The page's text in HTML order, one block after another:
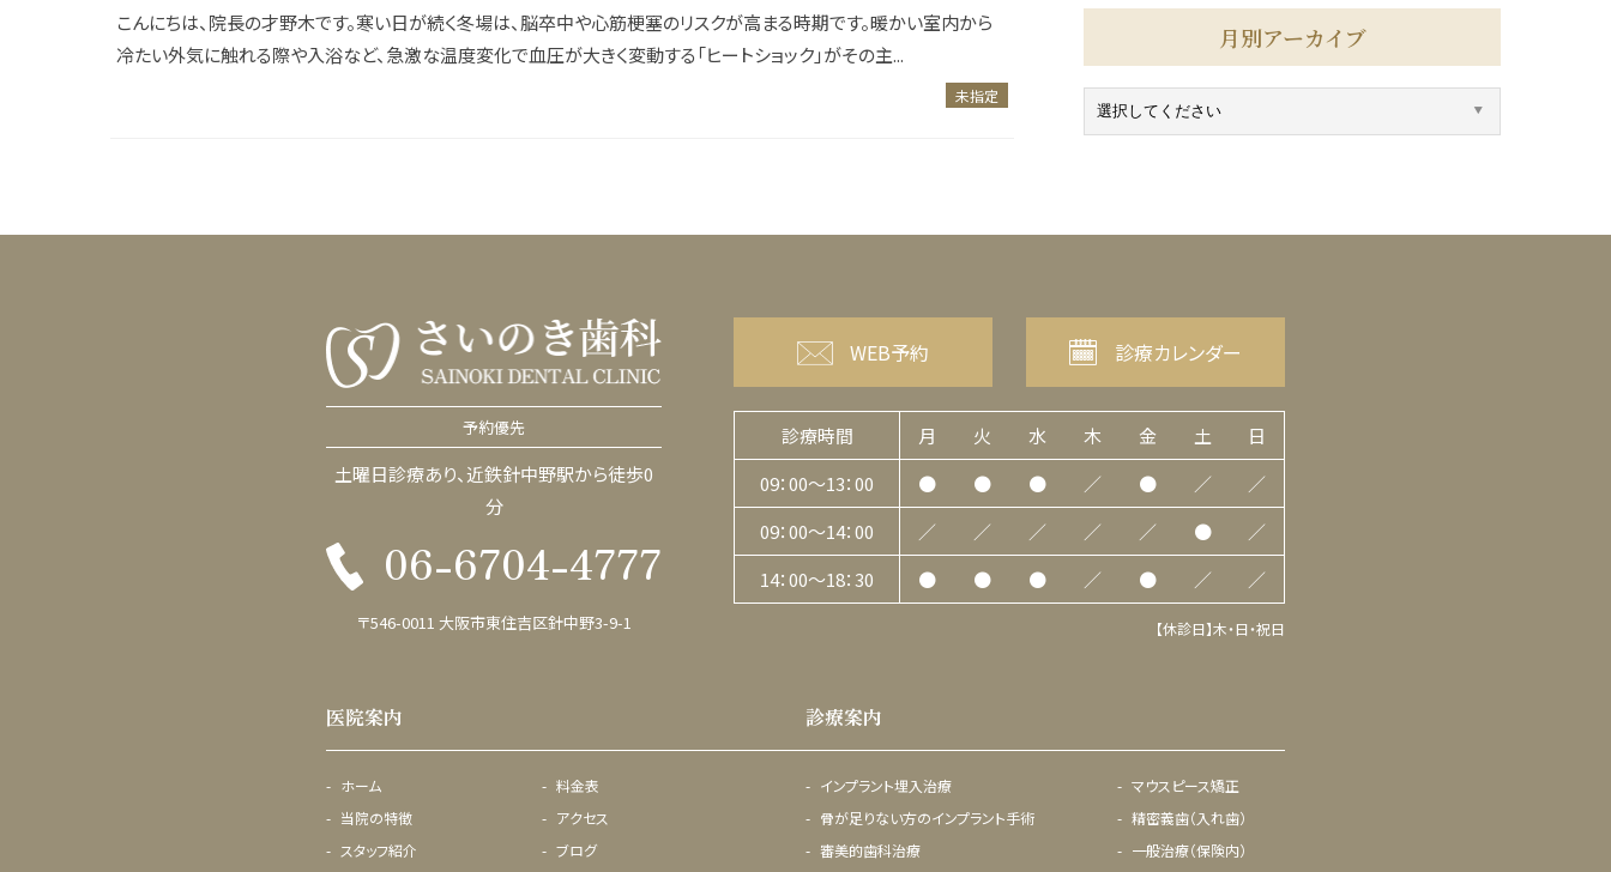
こんにちは、院長の才野木です。寒い日が続く冬場は、脳卒中や心筋梗塞のリスクが高まる時期です。暖かい室内から
冷たい外気に触れる際や入浴など、急激な温度変化で血圧が大きく変動する「ヒートショック」がその主...
未指定
月別アーカイブ
予約優先
土曜日診療あり、近鉄針中野駅から徒歩0
分
06-6704-4777
〒546-0011 大阪市東住吉区針中野3-9-1
WEB予約 診療カレンダー
診療時間 月 火 水 木 金 土
日
09：00〜13：00
● ● ● ／ ● ／
／
09：00〜14：00
／ ／ ／ ／ ／ ●
／
14：00〜18：30
● ● ● ／ ● ／ ／
【休診日】木・日・祝日
医院案内
ホーム
料金表
当院の特徴
アクセス
スタッフ紹介
ブログ
診療案内
インプラント埋入治療
マウスピース矯正
骨が足りない方のインプラント手術
精密義歯（入れ歯）
審美的歯科治療
一般治療（保険内）